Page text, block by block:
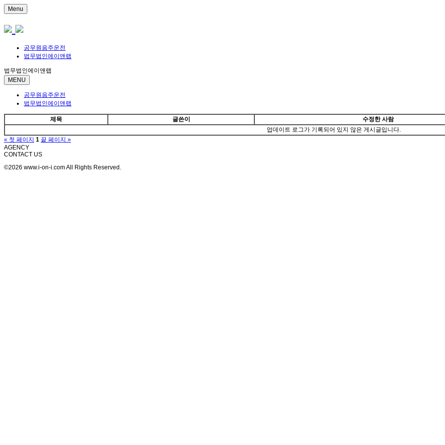
Menu
공무원음주운전
법무법인에이앤랩
법무법인에이앤랩
MENU
공무원음주운전
법무법인에이앤랩
제목 글쓴이
수정한 사람
업데이트 로그가 기록되어 있지 않은 게시글입니다.
« 첫 페이지 1 끝 페이지 »
AGENCY
CONTACT US
©2026 www.i-on-i.com All Rights Reserved.